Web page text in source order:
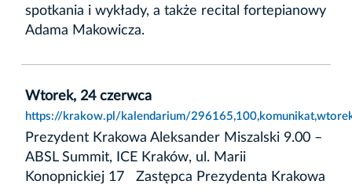
spotkania i wykłady, a także recital fortepianowy
Adama Makowicza.
Wtorek, 24 czerwca
https://krakow.pl/kalendarium/
Prezydent Krakowa Aleksander Miszalski 9.00 –
ABSL Summit, ICE Kraków, ul. Marii
Konopnickiej 17 Zastępca Prezydenta Krakowa